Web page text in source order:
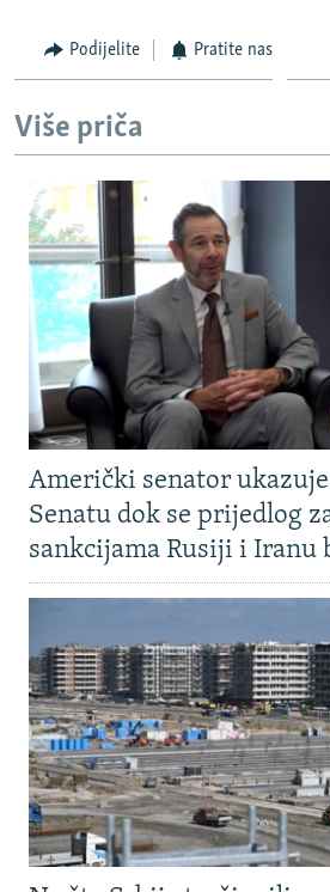
Podijelite Pratite nas
Više priča
Američki senator
Senatu dok se prijedlog
sankcijama Rusiji i Iranu